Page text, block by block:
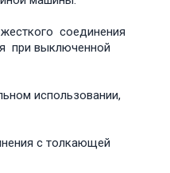
соединения
при выключенной
использовании,
с толкающей